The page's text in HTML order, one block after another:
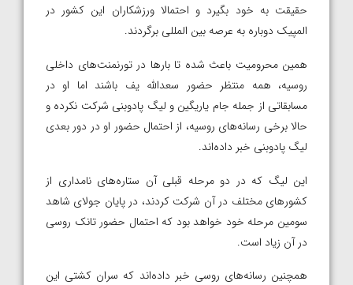
حقیقت به خود بگیرد و احتمالا ورزشکاران این کشور در
المپیک دوباره به عرصه بین المللی برگردند.
همین محرومیت باعث شده تا بارها در تورنمنت‌های داخلی
روسیه، همه منتظر حضور سعدالله یف باشند اما او در
مسابقاتی از جمله جام یاریگین و لیگ پادوبنی شرکت نکرده و
حالا برخی رسانه‌های روسیه، از احتمال حضور او در دور بعدی
لیگ پادوبنی خبر داده‌اند.
این لیگ که در دو مرحله قبلی آن ستاره‌های نامداری از
کشورهای مختلف در آن شرکت کردند، در پایان جولای شاهد
سومین مرحله خود خواهد بود که احتمال حضور تانک روسی
در آن زیاد است.
همچنین رسانه‌های روسی خبر داده‌اند که سران کشتی این